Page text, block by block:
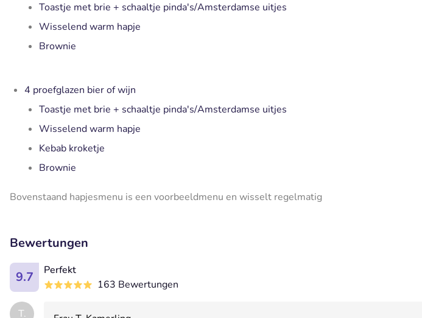
Toastje met brie + schaaltje pinda's/Amsterdamse uitjes
Wisselend warm hapje
Brownie
4 proefglazen bier of wijn
Toastje met brie + schaaltje pinda's/Amsterdamse uitjes
Wisselend warm hapje
Kebab kroketje
Brownie
Bovenstaand hapjesmenu is een voorbeeldmenu en wisselt regelmatig
Bewertungen
9.7
Perfekt
163 Bewertungen
T.